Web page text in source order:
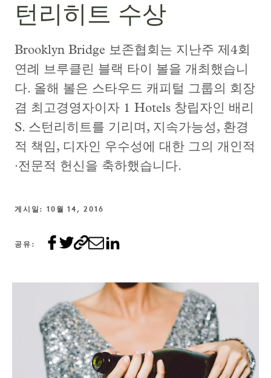
턴리히트 수상
Brooklyn Bridge 보존협회는 지난주 제4회
연례 브루클린 블랙 타이 볼을 개최했습니
다. 올해 볼은 스타우드 캐피털 그룹의 회장
겸 최고경영자이자 1 Hotels 창립자인 배리
S. 스턴리히트를 기리며, 지속가능성, 환경
적 책임, 디자인 우수성에 대한 그의 개인적
·전문적 헌신을 축하했습니다.
게시일: 10월 14, 2016
공유: